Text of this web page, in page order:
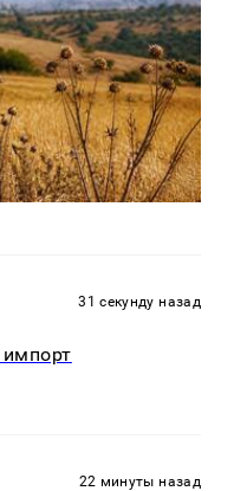
31 секунду назад
22 минуты назад